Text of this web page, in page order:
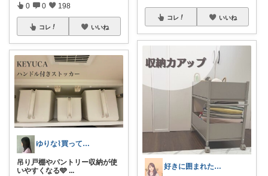
0 0 198
コレ いいね
ゆりな⌇買ってよかったもの🌿
吊り戸棚やパントリー収納が使
いやすくなる🩵 ...
コレ いいね
好きに囲まれた一人暮らしインテリア⸝⸝꙳